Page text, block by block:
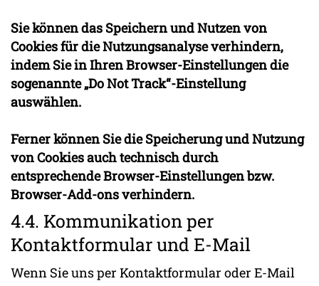
Sie können das Speichern und Nutzen von
Cookies für die Nutzungsanalyse verhindern,
indem Sie in Ihren Browser-Einstellungen die
sogenannte „Do Not Track“-Einstellung
auswählen.
Ferner können Sie die Speicherung und Nutzung
von Cookies auch technisch durch
entsprechende Browser-Einstellungen bzw.
Browser-Add-ons verhindern.
4.4. Kommunikation per
Kontaktformular und E-Mail
Wenn Sie uns per Kontaktformular oder E-Mail